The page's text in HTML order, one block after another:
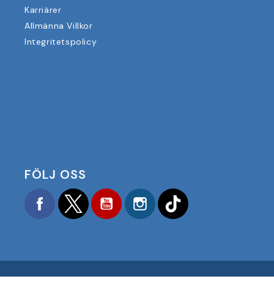
Karriärer
Allmänna Villkor
Integritetspolicy
FÖLJ OSS
FacebookTwitter YouTubeInstagram